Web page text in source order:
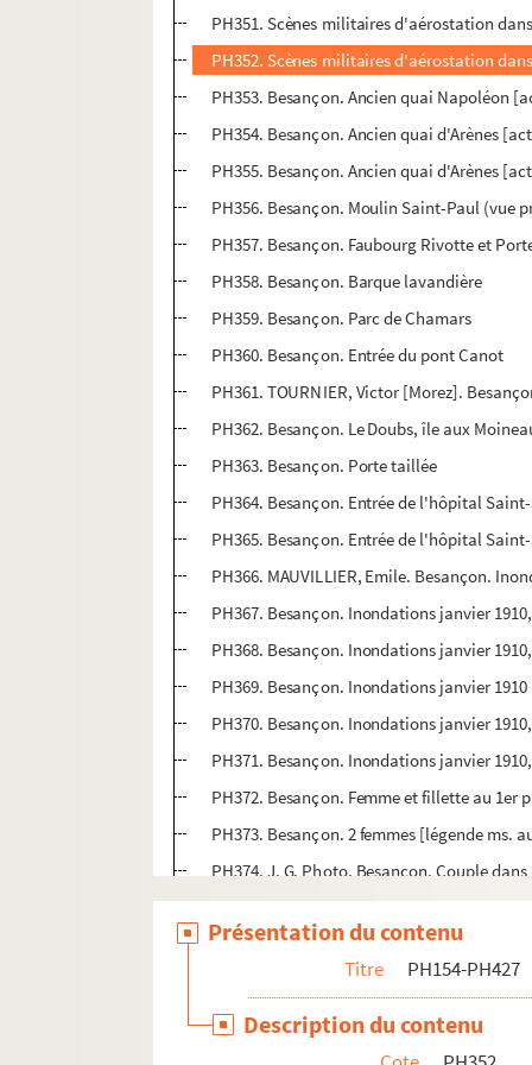
PH351. Scènes militaires d'aérostation
PH352. Scènes militaires d'aérostation
PH353. Besançon. Ancien quai Napoléon
PH354. Besançon. Ancien quai d'Arènes
PH355. Besançon. Ancien quai d'Arènes
PH356. Besançon. Moulin Saint-Paul (vue
PH357. Besançon. Faubourg Rivotte et
PH358. Besançon. Barque lavandière
PH359. Besançon. Parc de Chamars
PH360. Besançon. Entrée du pont Canot
PH361. TOURNIER, Victor [Morez].
PH362. Besançon. Le Doubs, île aux
PH363. Besançon. Porte taillée
PH364. Besançon. Entrée de l'hôpital
PH365. Besançon. Entrée de l'hôpital
PH366. MAUVILLIER, Emile. Besançon.
PH367. Besançon. Inondations janvier
PH368. Besançon. Inondations janvier
PH369. Besançon. Inondations janvier 1910
PH370. Besançon. Inondations janvier
PH371. Besançon. Inondations janvier
PH372. Besançon. Femme et fillette au
PH373. Besançon. 2 femmes [légende ms.
PH374. J. G. Photo. Besançon. Couple
PH375. Besançon. Jeune femme dans un
PH376. Besançon à la Libération, 4 rue du
PH377. Besançon à la Libération, 4 rue du
PH378. Besançon. Autocar
PH379. Besançon. Femme et fillette
Présentation du contenu
Titre PH154-PH427
Description du contenu